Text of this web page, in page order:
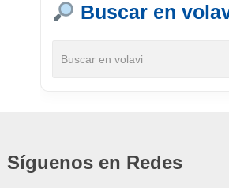
Buscar en
Síguenos en Redes